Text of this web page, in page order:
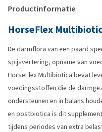
Productinformatie
HorseFlex
De darmflora van een paard
spijsvertering, opname van
HorseFlex Multibiotica bevat
voedingsstoffen die de
ondersteunen en in balans
en postbiotica is dit
tijdens periodes van extra